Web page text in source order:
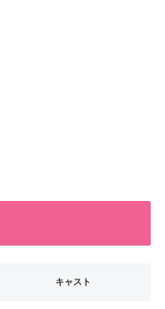
キャスト